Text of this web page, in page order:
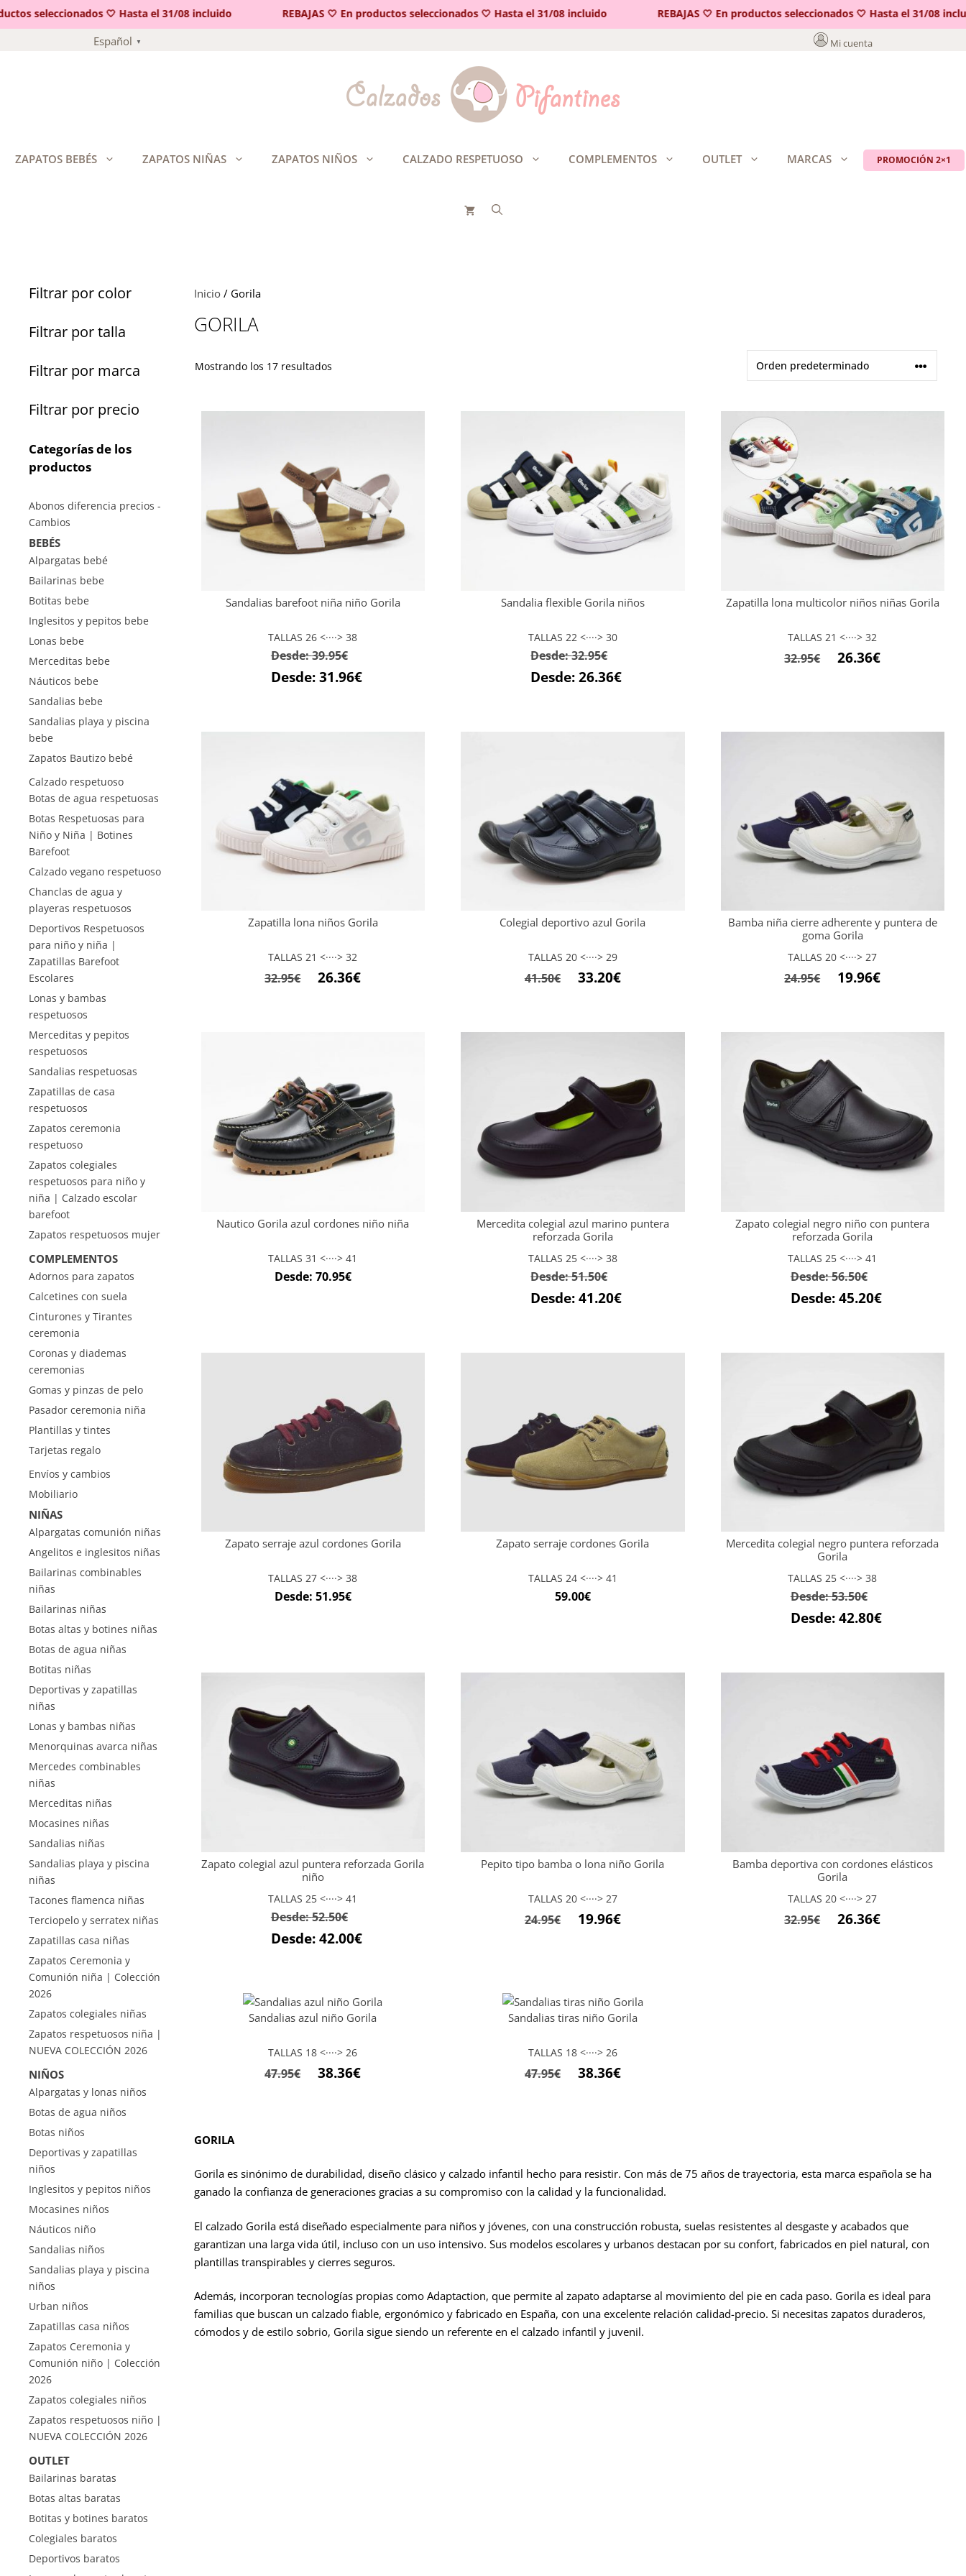
seleccionados 🤍 Hasta el 31/08 incluido REBAJAS 🤍 En productos seleccionados 🤍 Hasta el 31/08 incluido REBAJAS 🤍 En productos seleccionados 🤍 Hasta el 31/08 incluido
Español ▼ Mi cuenta
ZAPATOS BEBÉS ZAPATOS NIÑAS ZAPATOS NIÑOS CALZADO RESPETUOSO COMPLEMENTOS OUTLET MARCAS PROMOCIÓN 2×1
Inicio/ Gorila
GORILA
Mostrando los 17 resultados
Sandalias barefoot niña niño Gorila
TALLAS 26 <····> 38
Desde:39.95€
Desde:31.96€
Sandalia flexible Gorila niños
TALLAS 22 <····> 30
Desde:32.95€
Desde:26.36€
Zapatilla lona multicolor niños niñas Gorila
TALLAS 21 <····> 32
32.95€
El
32.95€.
26.36€El
26.36€.
Zapatilla lona niños Gorila
TALLAS 21 <····> 32
32.95€
El26.36€El
Colegial deportivo azul Gorila
TALLAS 20 <····> 29
41.50€
El
era:
33.20€El
es:
Bamba niña cierre adherente y puntera de
goma Gorila
TALLAS 20 <····> 27
24.95€
El19.96€El
es:
Nautico Gorila azul cordones niño niña
TALLAS 31 <····> 41
Desde: 70.95€
Mercedita colegial azul marino puntera
reforzada Gorila
TALLAS 25 <····> 38
Desde:51.50€
Desde:41.20€
Zapato colegial negro niño con puntera
reforzada Gorila
TALLAS 25 <····> 41
Desde:56.50€
Desde:45.20€
Zapato serraje azul cordones Gorila
TALLAS 27 <····> 38
Desde: 51.95€
Zapato serraje cordones Gorila
TALLAS 24 <····> 41
59.00€
Mercedita colegial negro puntera reforzada
Gorila
TALLAS 25 <····> 38
Desde:53.50€
Desde:42.80€
Zapato colegial azul puntera reforzada Gorila
niño
TALLAS 25 <····> 41
Desde:52.50€
Desde:42.00€
Pepito tipo bamba o lona niño Gorila
TALLAS 20 <····> 27
24.95€
El19.96€El
19.96€.
Bamba deportiva con cordones elásticos
Gorila
TALLAS 20 <····> 27
32.95€
El26.36€El
Sandalias azul niño Gorila
TALLAS 18 <····> 26
47.95€
El38.36€El
Sandalias tiras niño Gorila
TALLAS 18 <····> 26
47.95€
El38.36€El
GORILA
Gorila es sinónimo de durabilidad, diseño clásico y calzado infantil hecho para resistir. Con más de 75 años de trayectoria, esta marca española se ha
ganado la confianza de generaciones gracias a su compromiso con la calidad y la funcionalidad.
El calzado Gorila está diseñado especialmente para niños y jóvenes, con una construcción robusta, suelas resistentes al desgaste y acabados que
garantizan una larga vida útil, incluso con un uso intensivo. Sus modelos escolares y urbanos destacan por su confort, fabricados en piel natural, con
plantillas transpirables y cierres seguros.
Además, incorporan tecnologías propias como Adaptaction, que permite al zapato adaptarse al movimiento del pie en cada paso. Gorila es ideal para
familias que buscan un calzado fiable, ergonómico y fabricado en España, con una excelente relación calidad-precio. Si necesitas zapatos duraderos,
cómodos y de estilo sobrio, Gorila sigue siendo un referente en el calzado infantil y juvenil.
Filtrar por color
Filtrar por talla
Filtrar por marca
Filtrar por precio
Categorías de los
productos
Abonos diferencia precios -
Cambios
BEBÉS
Alpargatas bebé
Bailarinas bebe
Botitas bebe
Inglesitos y pepitos bebe
Lonas bebe
Merceditas bebe
Náuticos bebe
Sandalias bebe
Sandalias playa y piscina
bebe
Zapatos Bautizo bebé
Calzado respetuoso
Botas de agua respetuosas
Botas Respetuosas para
Niño y Niña | Botines
Barefoot
Calzado vegano respetuoso
Chanclas de agua y
playeras respetuosos
Deportivos Respetuosos
para niño y niña |
Zapatillas Barefoot
Escolares
Lonas y bambas
respetuosos
Merceditas y pepitos
respetuosos
Sandalias respetuosas
Zapatillas de casa
respetuosos
Zapatos ceremonia
respetuoso
Zapatos colegiales
respetuosos para niño y
niña | Calzado escolar
barefoot
Zapatos respetuosos mujer
COMPLEMENTOS
Adornos para zapatos
Calcetines con suela
Cinturones y Tirantes
ceremonia
Coronas y diademas
ceremonias
Gomas y pinzas de pelo
Pasador ceremonia niña
Plantillas y tintes
Tarjetas regalo
Envíos y cambios
Mobiliario
NIÑAS
Alpargatas comunión niñas
Angelitos e inglesitos niñas
Bailarinas combinables
niñas
Bailarinas niñas
Botas altas y botines niñas
Botas de agua niñas
Botitas niñas
Deportivas y zapatillas
niñas
Lonas y bambas niñas
Menorquinas avarca niñas
Mercedes combinables
niñas
Merceditas niñas
Mocasines niñas
Sandalias niñas
Sandalias playa y piscina
niñas
Tacones flamenca niñas
Terciopelo y serratex niñas
Zapatillas casa niñas
Zapatos Ceremonia y
Comunión niña | Colección
2026
Zapatos colegiales niñas
Zapatos respetuosos niña |
NUEVA COLECCIÓN 2026
NIÑOS
Alpargatas y lonas niños
Botas de agua niños
Botas niños
Deportivas y zapatillas
niños
Inglesitos y pepitos niños
Mocasines niños
Náuticos niño
Sandalias niños
Sandalias playa y piscina
niños
Urban niños
Zapatillas casa niños
Zapatos Ceremonia y
Comunión niño | Colección
2026
Zapatos colegiales niños
Zapatos respetuosos niño |
NUEVA COLECCIÓN 2026
OUTLET
Bailarinas baratas
Botas altas baratas
Botitas y botines baratos
Colegiales baratos
Deportivos baratos